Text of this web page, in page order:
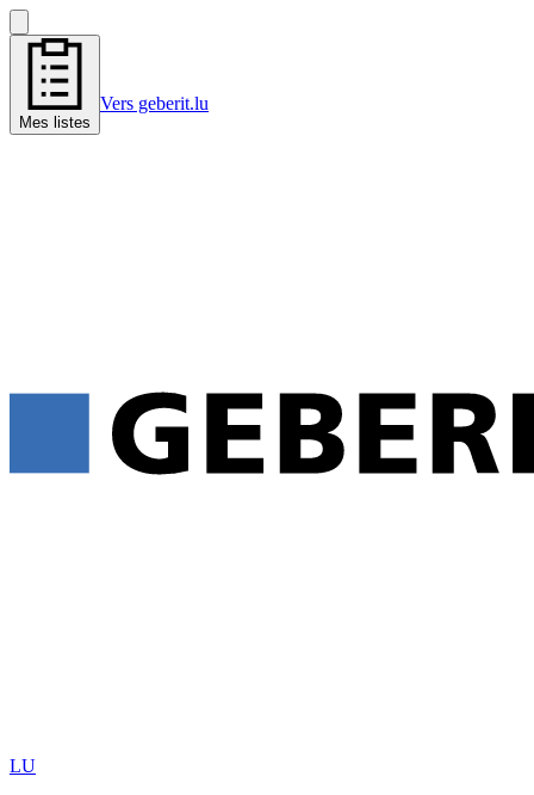
Mes listes
Vers geberit.lu
LU